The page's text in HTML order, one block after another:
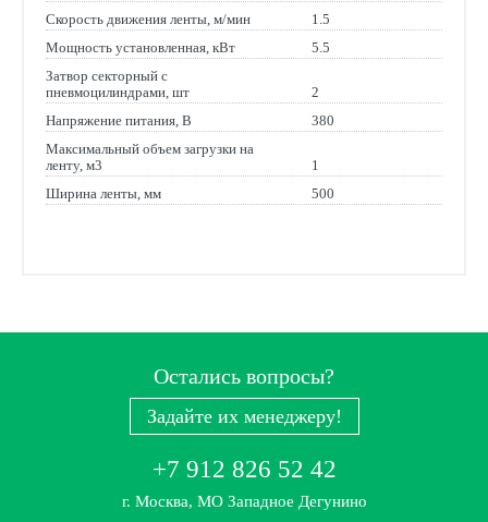
Скорость движения ленты, м/мин
1.5
Мощность установленная, кВт
5.5
Затвор секторный с
пневмоцилиндрами, шт
2
Напряжение питания, В
380
Максимальный объем загрузки на
ленту, м3
1
Ширина ленты, мм
500
Остались вопросы?
Задайте их менеджеру!
+7 912 826 52 42
г. Москва, МО Западное Дегунино